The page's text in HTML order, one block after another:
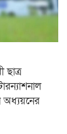
ছাত্র
অধ্যয়নের